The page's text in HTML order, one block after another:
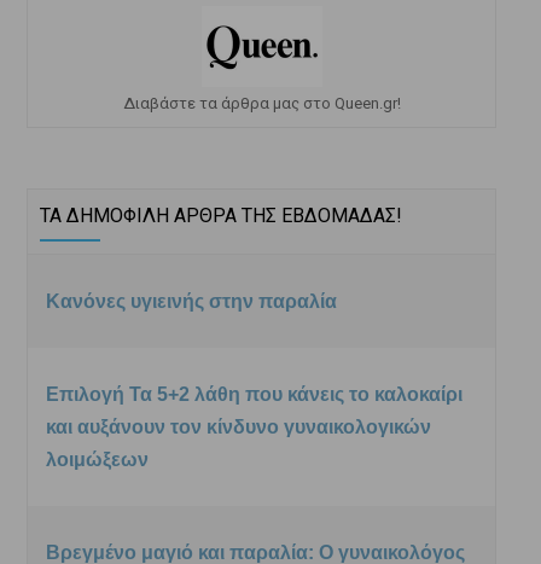
Διαβάστε τα άρθρα μας στο Queen.gr!
ΤΑ ΔΗΜΟΦΙΛΗ ΑΡΘΡΑ ΤΗΣ ΕΒΔΟΜΑΔΑΣ!
Κανόνες υγιεινής στην παραλία
Επιλογή Τα 5+2 λάθη που κάνεις το καλοκαίρι
και αυξάνουν τον κίνδυνο γυναικολογικών
λοιμώξεων
Βρεγμένο μαγιό και παραλία: Ο γυναικολόγος